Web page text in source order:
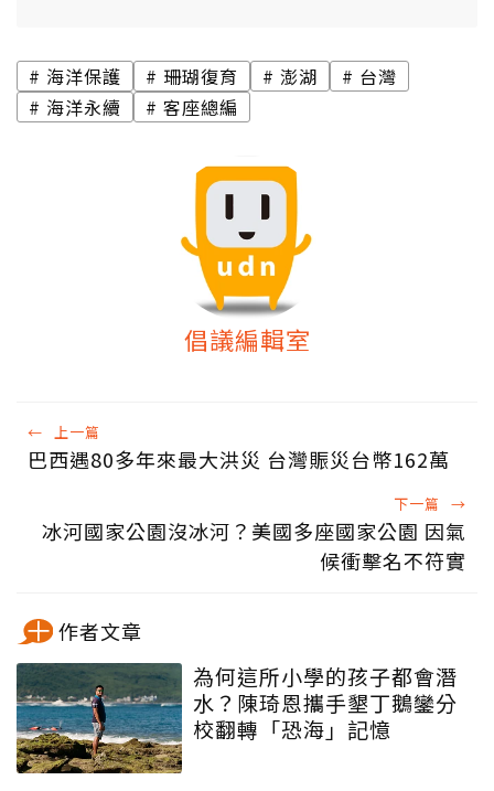
海洋保護 珊瑚復育 澎湖
台灣
海洋永續
客座總編
倡議編輯室
← 上一篇
巴西遇80多年來最大洪災 台灣賑災台幣162萬
下一篇 →
冰河國家公園沒冰河？美國多座國家公園 因氣
候衝擊名不符實
作者文章
為何這所小學的孩子都會潛
水？陳琦恩攜手墾丁鵝鑾分
校翻轉「恐海」記憶